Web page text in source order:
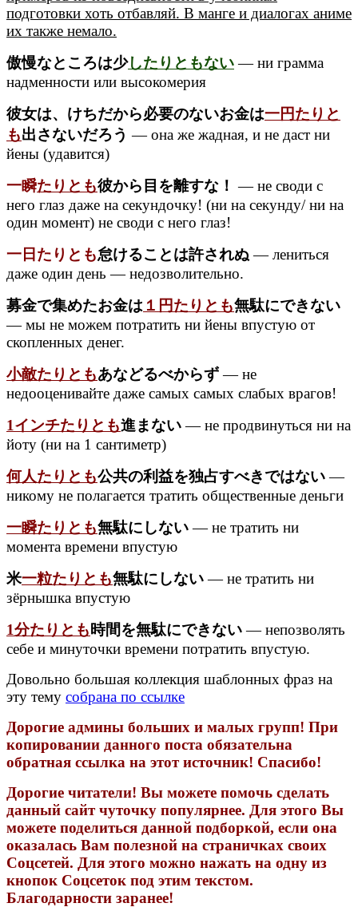
подготовки хоть отбавляй. В манге и диалогах аниме
их также немало.
傲慢なところは少したりともない— ни грамма
надменности или высокомерия
彼女は、けちだから必要のないお金は一円たりと
も出さないだろう — она же жадная, и не даст ни
йены (удавится)
一瞬たりとも彼から目を離すな！ — не своди с
него глаз даже на секундочку! (ни на секунду/ ни на
один момент) не своди с него глаз!
一日たりとも怠けることは許されぬ — лениться
даже один день — недозволительно.
募金で集めたお金は １円たりとも無駄にできない
— мы не можем потратить ни йены впустую от
скопленных денег.
小敵たりともあなどるべからず— не
недооценивайте даже самых самых слабых врагов!
1インチたりとも進まない— не продвинуться ни на
йоту (ни на 1 сантиметр)
何人たりとも公共の利益を独占すべきではない—
никому не полагается тратить общественные деньги
一瞬たりとも無駄にしない— не тратить ни
момента времени впустую
米一粒たりとも無駄にしない— не тратить ни
зёрнышка впустую
1分たりとも時間を無駄にできない— непозволять
себе и минуточки времени потратить впустую.
Довольно большая коллекция шаблонных фраз на
эту тему собрана по ссылке
Дорогие админы больших и малых групп! При
копировании данного поста обязательна
обратная ссылка на этот источник! Спасибо!
Дорогие читатели! Вы можете помочь сделать
данный сайт чуточку популярнее. Для этого Вы
можете поделиться данной подборкой, если она
оказалась Вам полезной на страничках своих
Соцсетей. Для этого можно нажать на одну из
кнопок Соцсеток под этим текстом.
Благодарности заранее!